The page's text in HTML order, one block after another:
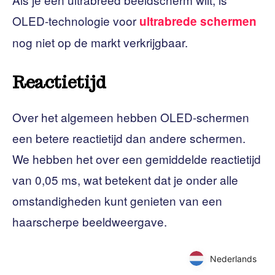
OLED-technologie voor ultrabrede schermen
nog niet op de markt verkrijgbaar.
Reactietijd
Over het algemeen hebben OLED-schermen
een betere reactietijd dan andere schermen.
We hebben het over een gemiddelde reactietijd
van 0,05 ms, wat betekent dat je onder alle
omstandigheden kunt genieten van een
haarscherpe beeldweergave.
Nederlands
Nederlands